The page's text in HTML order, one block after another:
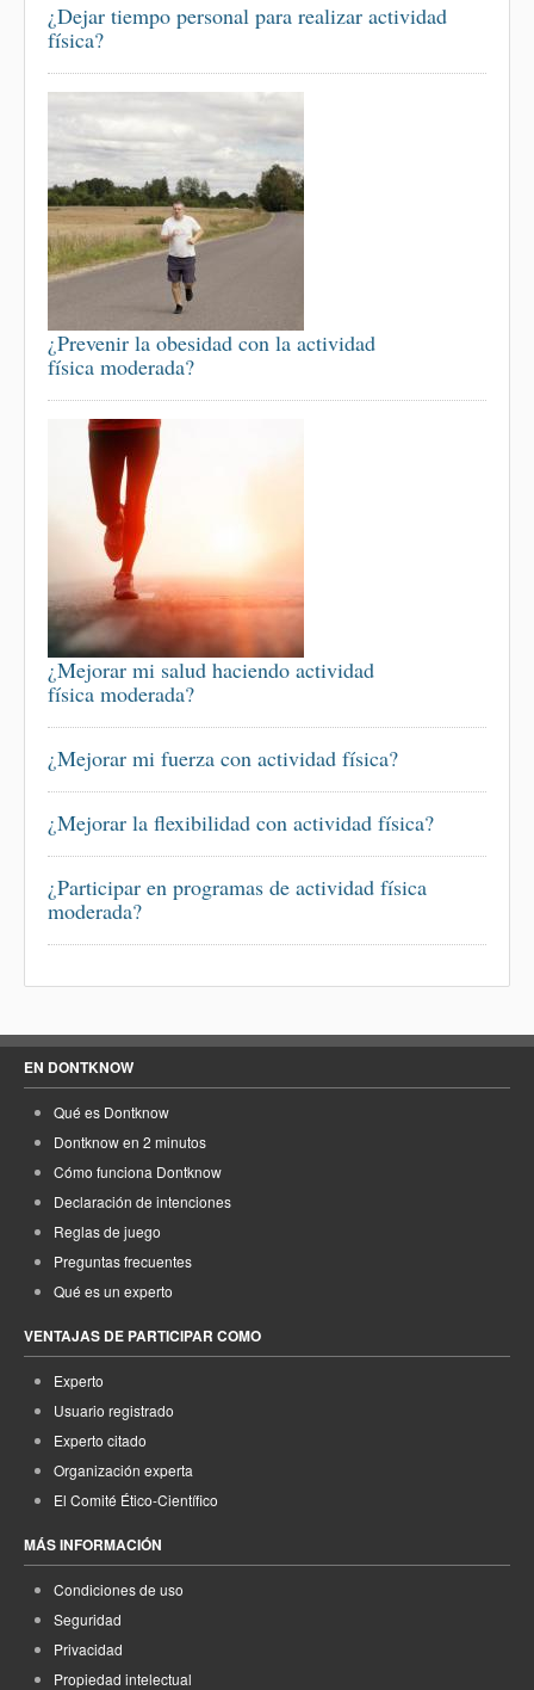
¿Dejar tiempo personal para realizar actividad
física?
¿Prevenir la obesidad con la actividad
física moderada?
¿Mejorar mi salud haciendo actividad
física moderada?
¿Mejorar mi fuerza con actividad física?
¿Mejorar la flexibilidad con actividad física?
¿Participar en programas de actividad física
moderada?
EN DONTKNOW
Qué es Dontknow
Dontknow en 2 minutos
Cómo funciona Dontknow
Declaración de intenciones
Reglas de juego
Preguntas frecuentes
Qué es un experto
VENTAJAS DE PARTICIPAR COMO
Experto
Usuario registrado
Experto citado
Organización experta
El Comité Ético-Científico
MÁS INFORMACIÓN
Condiciones de uso
Seguridad
Privacidad
Propiedad intelectual